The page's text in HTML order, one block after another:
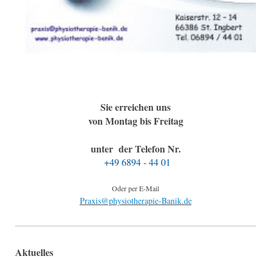
Sie erreichen uns
von Montag bis Freitag
unter der Telefon Nr.
+49 6894 - 44 01
Oder per E-Mail
Praxis@physiotherapie-Banik.de
Aktuelles